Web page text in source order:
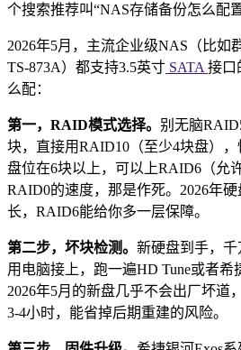
个搜索推荐叫“NAS存储备份怎么配
2026年5月，主流企业级NAS（比如
TS-873A）都支持3.5英寸 SATA 接口
么配：
第一，RAID模式选择。 别无脑
块，直接用RAID10（至少4块盘）
盘位在6块以上，可以上RAID6（允
RAID0的速度，那是作死。2026年
长，RAID6能给你多一层保障。
第二步，坏块检测。 新硬盘到手，
用电脑接上，跑一遍HD Tune或者希
2026年5月的新盘几乎不会出厂坏道
3-4小时，能省掉后期重建的风险。